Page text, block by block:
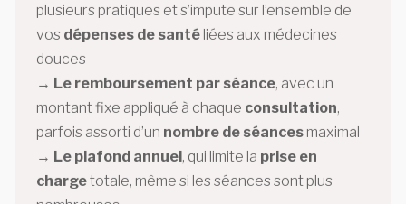
plusieurs pratiques et s’impute sur l’ensemble de
vos dépenses de santé liées aux médecines
douces
→ Le remboursement par séance, avec un
montant fixe appliqué à chaque consultation,
parfois assorti d’un nombre de séances maximal
→ Le plafond annuel, qui limite la prise en
chargetotale, même si les séances sont plus